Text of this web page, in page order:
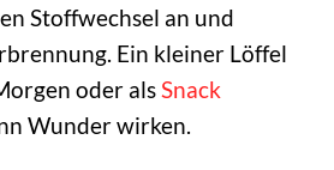
Stoffwechsel an und
Ein kleiner Löffel
oder alsSnack
Wunder wirken.